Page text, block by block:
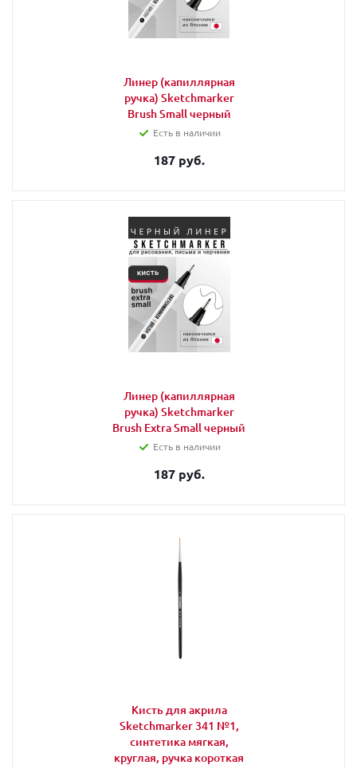
Линер (капиллярная
ручка) Sketchmarker
Brush Small черный
Есть в наличии
187 руб.
Линер (капиллярная
ручка) Sketchmarker
Brush Extra Small черный
Есть в наличии
187 руб.
Кисть для акрила
Sketchmarker 341 №1,
синтетика мягкая,
круглая, ручка короткая